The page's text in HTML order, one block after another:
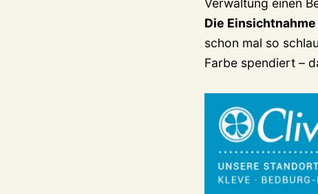
Verwaltung einen
Die
schon mal so
Farbe spendiert –